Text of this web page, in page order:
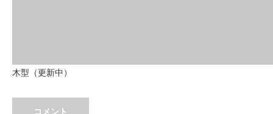
木型（更新中）
コメント